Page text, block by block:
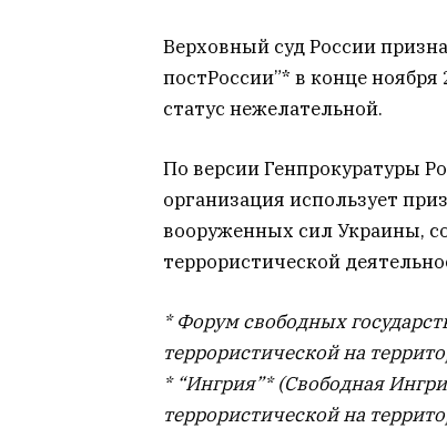
Верховный суд России
постРоссии”* в конце
статус нежелательной.
По версии Генпрокуратуры
организация использует
вооруженных сил Украины,
террористической
* Форум свободных
террористической на
* “Ингрия”* (Свободная
террористической на